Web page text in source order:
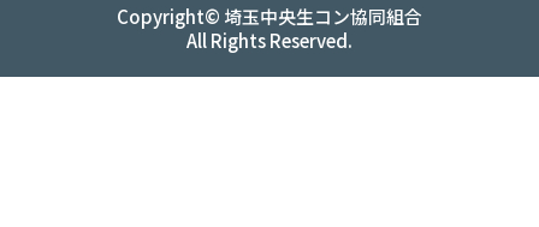
Copyright© 埼玉中央生コン協同組合
All Rights Reserved.